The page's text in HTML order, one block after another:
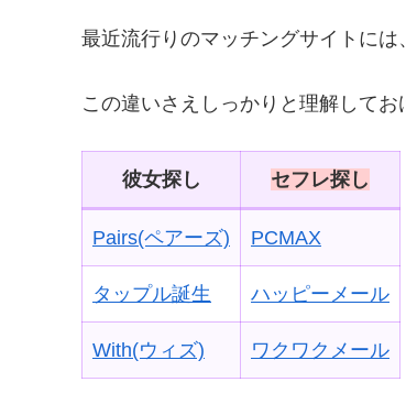
最近流行りのマッチングサイトには、
この違いさえしっかりと理解して
彼女探し セフレ探し
Pairs(ペアーズ) PCMAX
タップル誕生 ハッピーメール
With(ウィズ) ワクワクメール